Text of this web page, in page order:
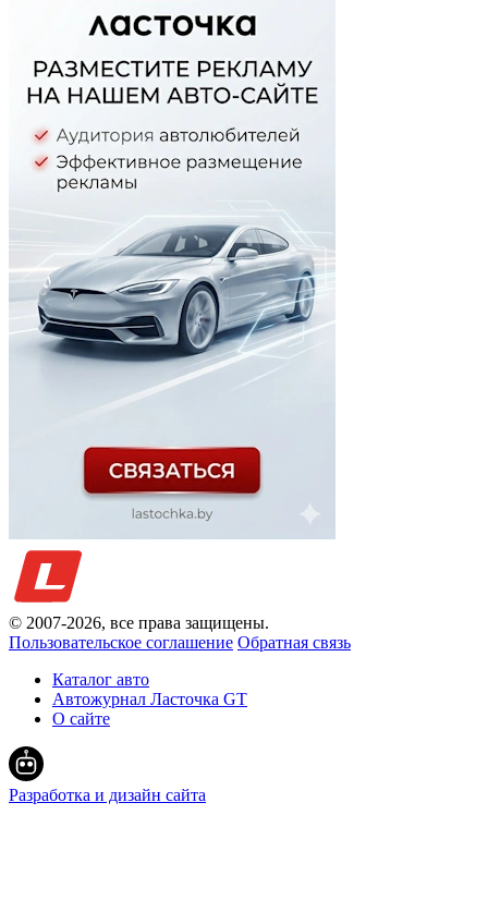
© 2007-2026, все права защищены.
Пользовательское соглашение Обратная связь
Каталог авто
Автожурнал Ласточка GT
О сайте
Разработка и дизайн сайта